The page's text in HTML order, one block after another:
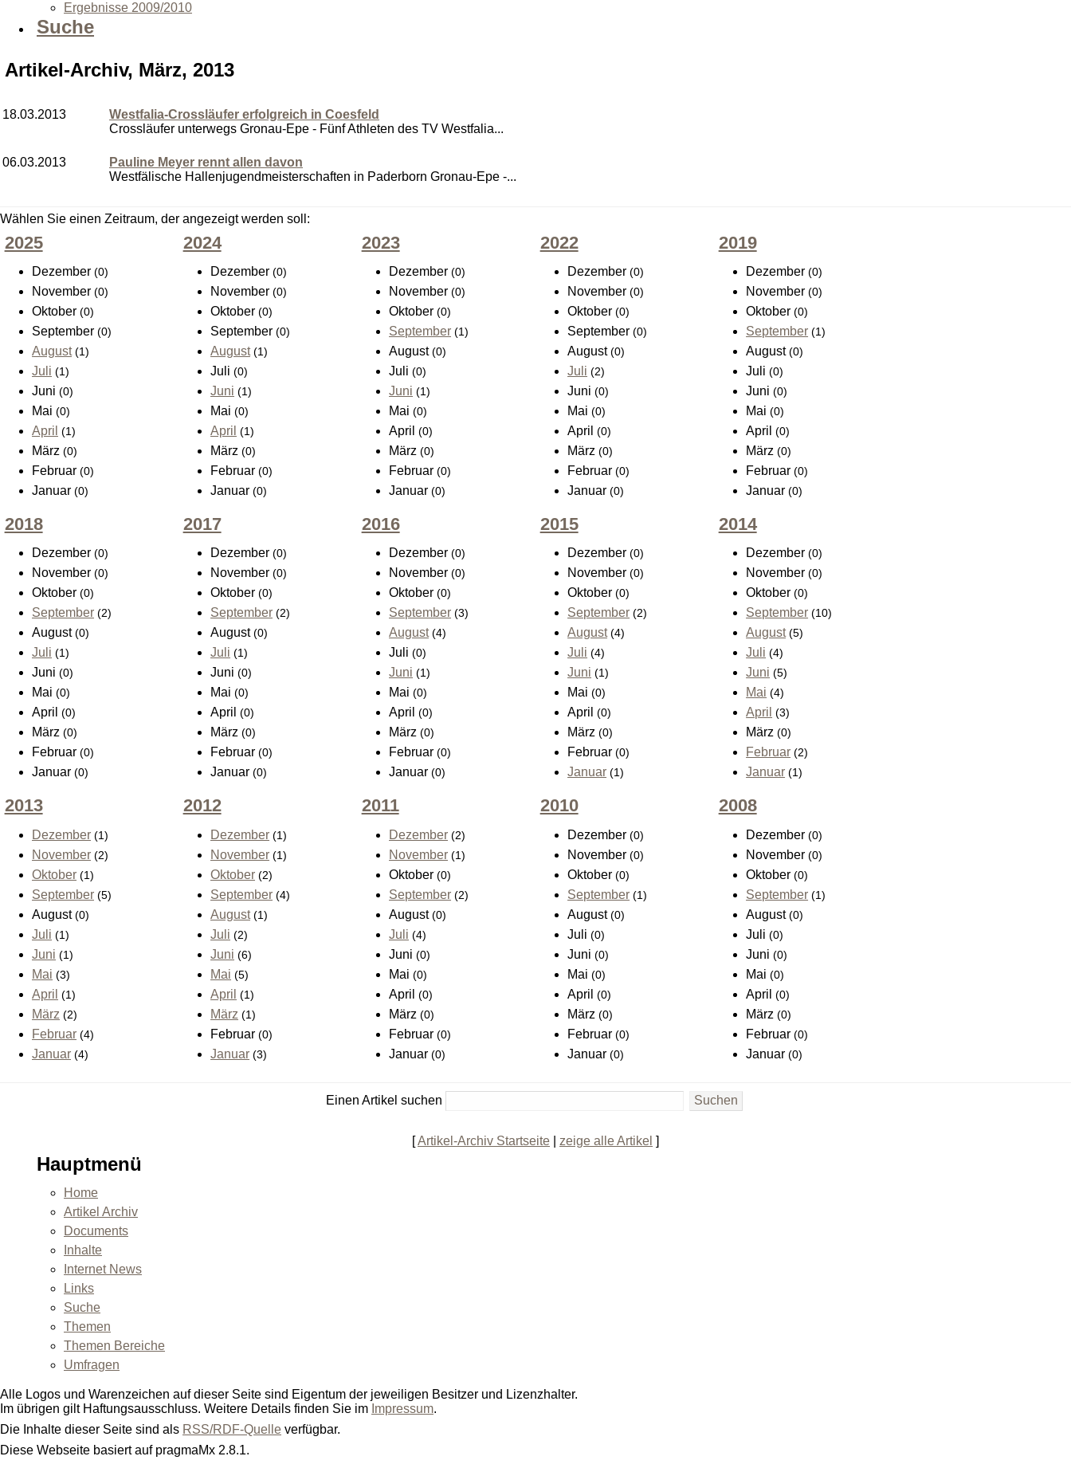
Ergebnisse 2009/2010
Suche
Artikel-Archiv, März, 2013
18.03.2013
Westfalia-Crossläufer erfolgreich in Coesfeld
Crossläufer unterwegs Gronau-Epe - Fünf Athleten des TV Westfalia...
06.03.2013
Pauline Meyer rennt allen davon
Westfälische Hallenjugendmeisterschaften in Paderborn Gronau-Epe -...
Wählen Sie einen Zeitraum, der angezeigt werden soll:
2025
Dezember (0)
November (0)
Oktober (0)
September (0)
August (1)
Juli (1)
Juni (0)
Mai (0)
April (1)
März (0)
Februar (0)
Januar (0)
2024
Dezember(0)
November(0)
Oktober(0)
September(0)
August (1)
Juli(0)
Juni (1)
Mai(0)
April (1)
März(0)
Februar(0)
Januar(0)
2023
Dezember(0)
November(0)
Oktober(0)
September (1)
August(0)
Juli(0)
Juni (1)
Mai(0)
April(0)
März(0)
Februar(0)
Januar(0)
2022
Dezember(0)
November(0)
Oktober(0)
September(0)
August(0)
Juli (2)
Juni(0)
Mai(0)
April(0)
März(0)
Februar(0)
Januar(0)
2019
Dezember(0)
November(0)
Oktober(0)
September (1)
August(0)
Juli(0)
Juni(0)
Mai(0)
April(0)
März(0)
Februar(0)
Januar(0)
2018
Dezember (0)
November (0)
Oktober (0)
September (2)
August (0)
Juli (1)
Juni (0)
Mai (0)
April (0)
März (0)
Februar (0)
Januar (0)
2017
Dezember(0)
November(0)
Oktober(0)
September (2)
August(0)
Juli (1)
Juni(0)
Mai(0)
April(0)
März(0)
Februar(0)
Januar(0)
2016
Dezember(0)
November(0)
Oktober(0)
September (3)
August (4)
Juli(0)
Juni (1)
Mai(0)
April(0)
März(0)
Februar(0)
Januar(0)
2015
Dezember(0)
November(0)
Oktober(0)
September (2)
August (4)
Juli (4)
Juni (1)
Mai(0)
April(0)
März(0)
Februar(0)
Januar (1)
2014
Dezember(0)
November(0)
Oktober(0)
September (10)
August (5)
Juli (4)
Juni (5)
Mai (4)
April (3)
März(0)
Februar (2)
Januar (1)
2013
Dezember (1)
November (2)
Oktober (1)
September (5)
August (0)
Juli (1)
Juni (1)
Mai (3)
April (1)
März (2)
Februar (4)
Januar (4)
2012
Dezember (1)
November (1)
Oktober (2)
September (4)
August (1)
Juli (2)
Juni (6)
Mai (5)
April (1)
März (1)
Februar(0)
Januar (3)
2011
Dezember (2)
November (1)
Oktober(0)
September (2)
August(0)
Juli (4)
Juni(0)
Mai(0)
April(0)
März(0)
Februar(0)
Januar(0)
2010
Dezember(0)
November(0)
Oktober(0)
September (1)
August(0)
Juli(0)
Juni(0)
Mai(0)
April(0)
März(0)
Februar(0)
Januar(0)
2008
Dezember(0)
November(0)
Oktober(0)
September (1)
August(0)
Juli(0)
Juni(0)
Mai(0)
April(0)
März(0)
Februar(0)
Januar(0)
Einen Artikel suchen
[Artikel-Archiv Startseite zeige alle Artikel ]
Hauptmenü
Home
Artikel Archiv
Documents
Inhalte
Internet News
Links
Suche
Themen
Themen Bereiche
Umfragen
Alle Logos und Warenzeichen auf dieser Seite sind Eigentum der jeweiligen Besitzer und Lizenzhalter.
Im übrigen gilt Haftungsausschluss. Weitere Details finden Sie im Impressum.
Die Inhalte dieser Seite sind als RSS/RDF-Quelle verfügbar.
Diese Webseite basiert auf pragmaMx 2.8.1.